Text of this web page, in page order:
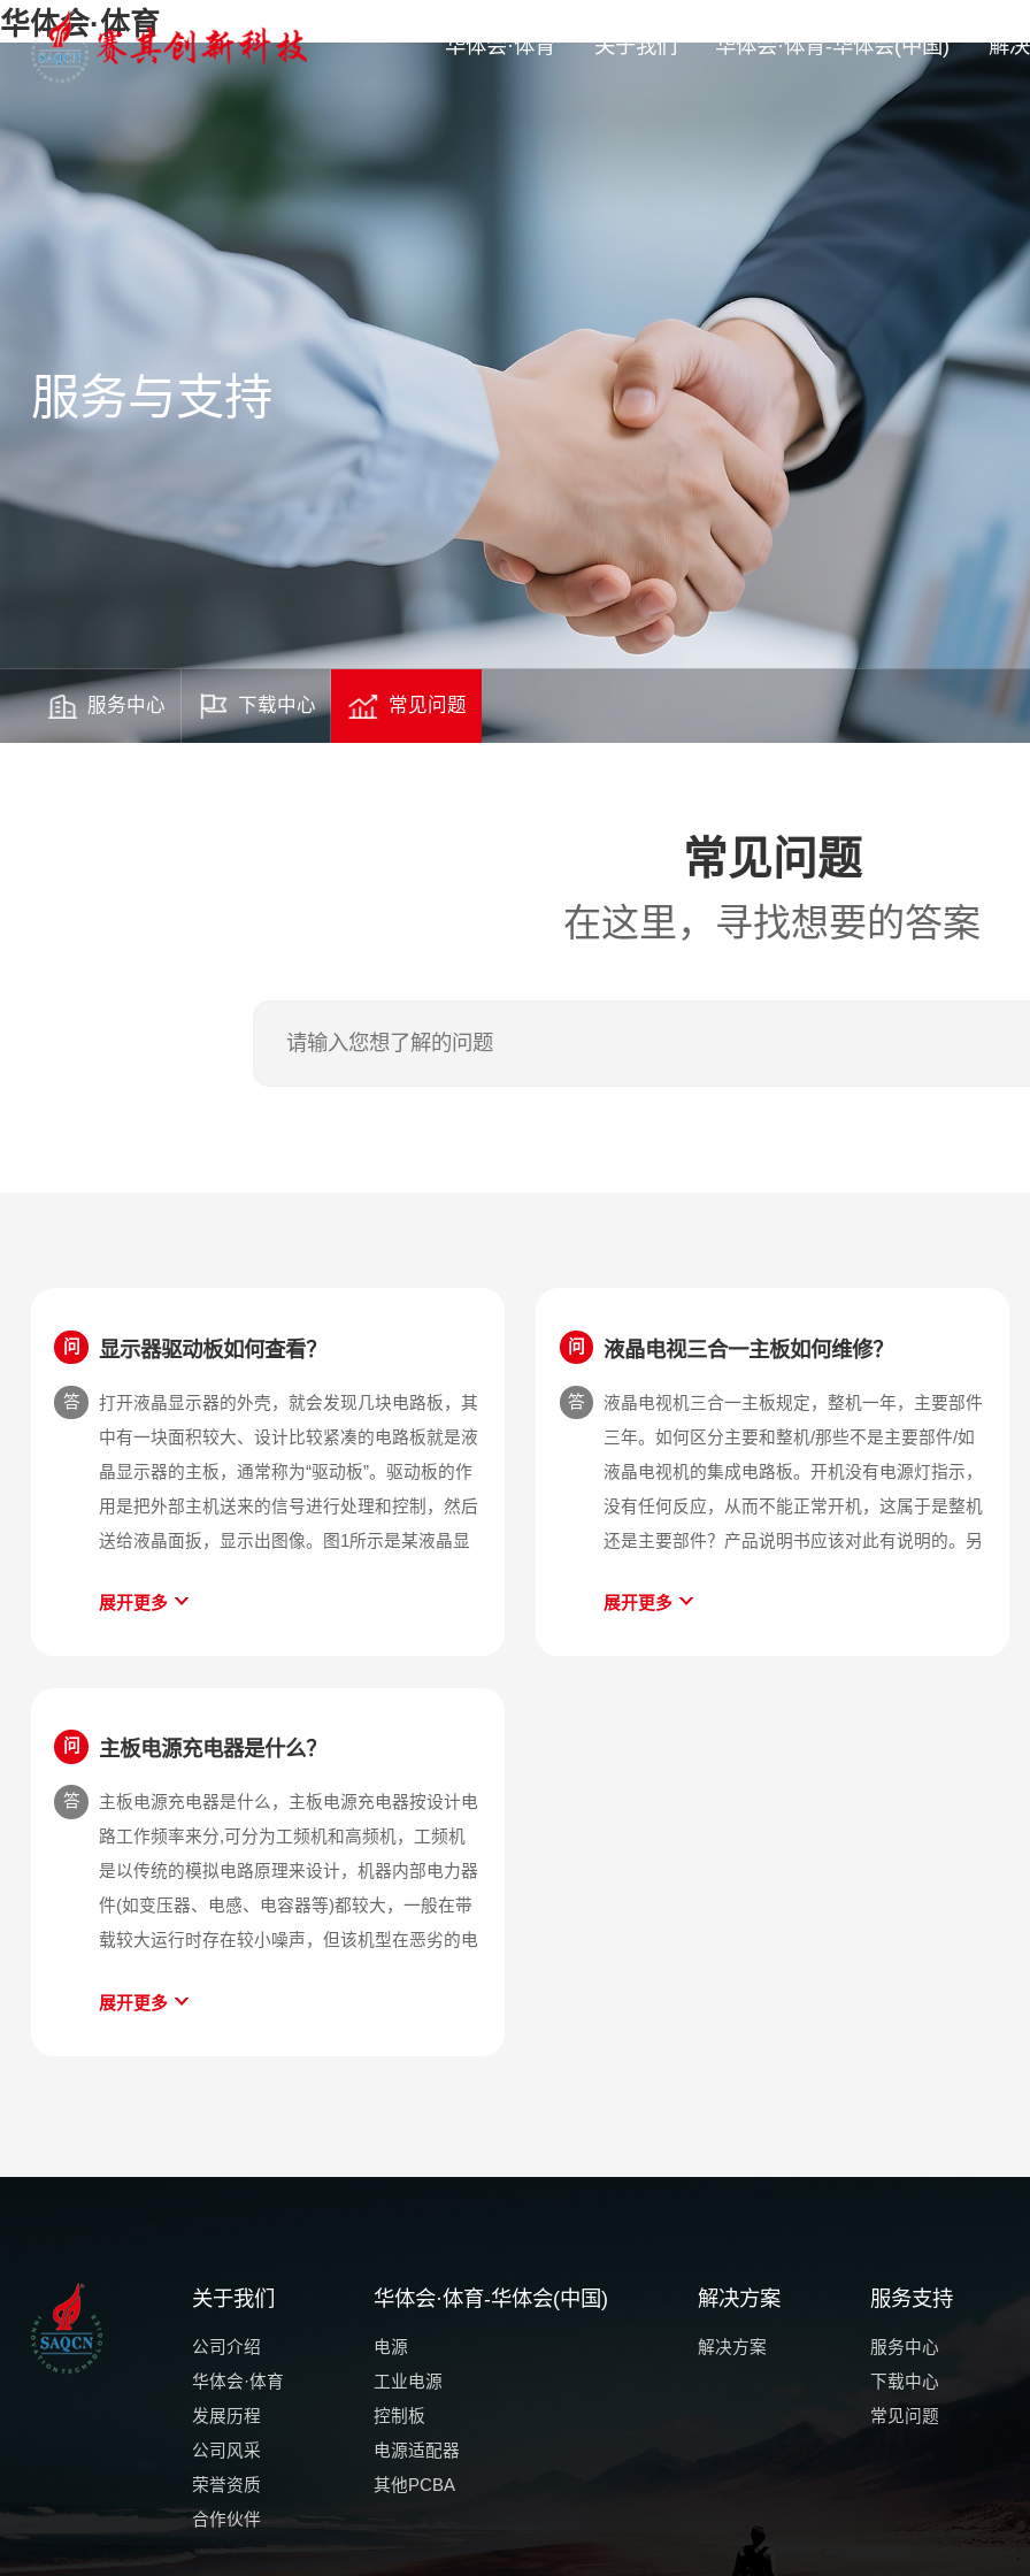
华体会·体育
华体会·体育 关于我们 华体会·体育-华体会(中国) 解
服务与支持
服务中心 下载中心 常见问题
常见问题
在这里，寻找想要的答案
问 显示器驱动板如何查看？
答
打开液晶显示器的外壳，就会发现几块电路板，其
中有一块面积较大、设计比较紧凑的电路板就是液
晶显示器的主板，通常称为“驱动板”。驱动板的作
用是把外部主机送来的信号进行处理和控制，然后
送给液晶面扳，显示出图像。图1所示是某液晶显
是主控芯片（Sealer芯片）和微控制器
展开更多
问 液晶电视三合一主板如何维修？
答
液晶电视机三合一主板规定，整机一年，主要部件
三年。如何区分主要和整机/那些不是主要部件/如
液晶电视机的集成电路板。开机没有电源灯指示，
没有任何反应，从而不能正常开机，这属于是整机
还是主要部件？产品说明书应该对此有说明的。另
“实施三包的部分商品目录”中有关彩色电视机的规
展开更多
问 主板电源充电器是什么？
答
主板电源充电器是什么，主板电源充电器按设计电
路工作频率来分,可分为工频机和高频机，工频机
是以传统的模拟电路原理来设计，机器内部电力器
件(如变压器、电感、电容器等)都较大，一般在带
载较大运行时存在较小噪声，但该机型在恶劣的电
高频机强。
展开更多
关于我们
公司介绍
华体会·体育
发展历程
公司风采
荣誉资质
合作伙伴
华体会·体育-华体会(中国)
电源
工业电源
控制板
电源适配器
其他PCBA
解决方案
解决方案
服务支持
服务中心
下载中心
常见问题